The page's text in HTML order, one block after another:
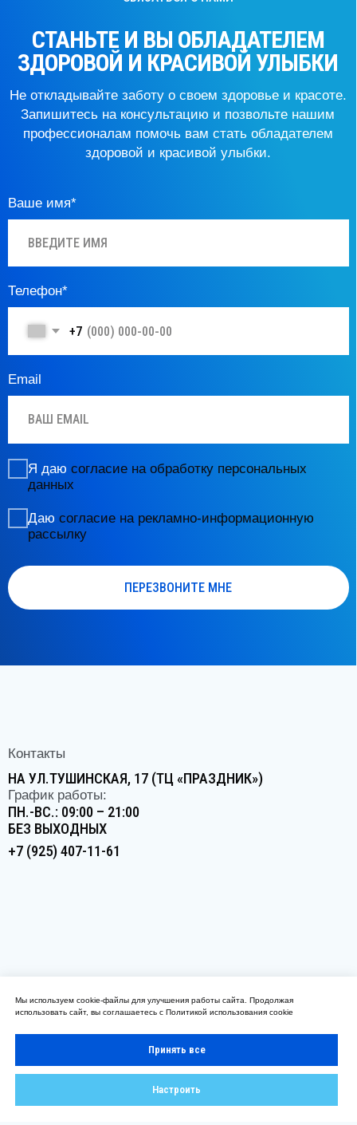
Давайте дружить
Юридическая информация
ООО «АйсДентика»
от 14 апреля 2025 г. № Л041−01137−77/02116877
© 2025 АйссДентика. Все права защищены.
Мы используем cookie-файлы для улучшения работы сайта. Продолжая
использовать сайт, вы соглашаетесь с Политикой использования cookie
Принять все
Настроить